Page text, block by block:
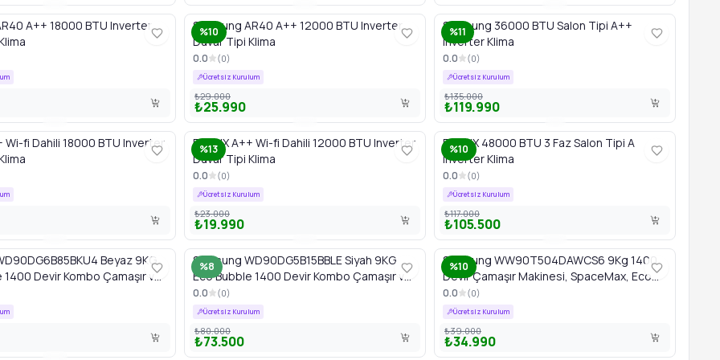
A++ 18000 BTU Inverter
%10
Samsung AR40 A++ 12000 BTU Inverter
Duvar Tipi Klima
0.0 (0)
Ücretsiz Kurulum
₺29.000
₺25.990
%11
Samsung 36000 BTU Salon Tipi A++
Inverter Klima
0.0 (0)
Ücretsiz Kurulum
₺135.000
₺119.990
Wi-fi Dahili 18000 BTU Inverter
%13
FINLUX A++ Wi-fi Dahili 12000 BTU Inverter
Duvar Tipi Klima
0.0 (0)
Ücretsiz Kurulum
₺23.000
₺19.990
%10
FINLUX 48000 BTU 3 Faz Salon Tipi A
Inverter Klima
0.0 (0)
Ücretsiz Kurulum
₺117.000
₺105.500
Beyaz 9KG
Devir Kombo Çamaşır ve
%8
Samsung WD90DG5B15BBLE Siyah 9KG
Eco Bubble 1400 Devir Kombo Çamaşır ve
Kurutma Makinesi
0.0 (0)
Ücretsiz Kurulum
₺80.000
₺73.500
%10
Samsung WW90T504DAWCS6 9Kg 1400
Devir Çamaşır Makinesi, SpaceMax, Eco
Bubble Yıkama Teknolojisi
0.0 (0)
Ücretsiz Kurulum
₺39.000
₺34.990